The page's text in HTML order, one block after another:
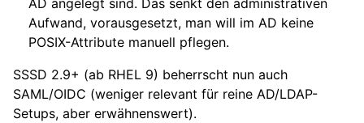
AD angelegt sind. Das senkt den administrativen
Aufwand, vorausgesetzt, man will im AD keine
POSIX-Attribute manuell pflegen.
SSSD 2.9+ (ab RHEL 9) beherrscht nun auch
SAML/OIDC (weniger relevant für reine AD/LDAP-
Setups, aber erwähnenswert).